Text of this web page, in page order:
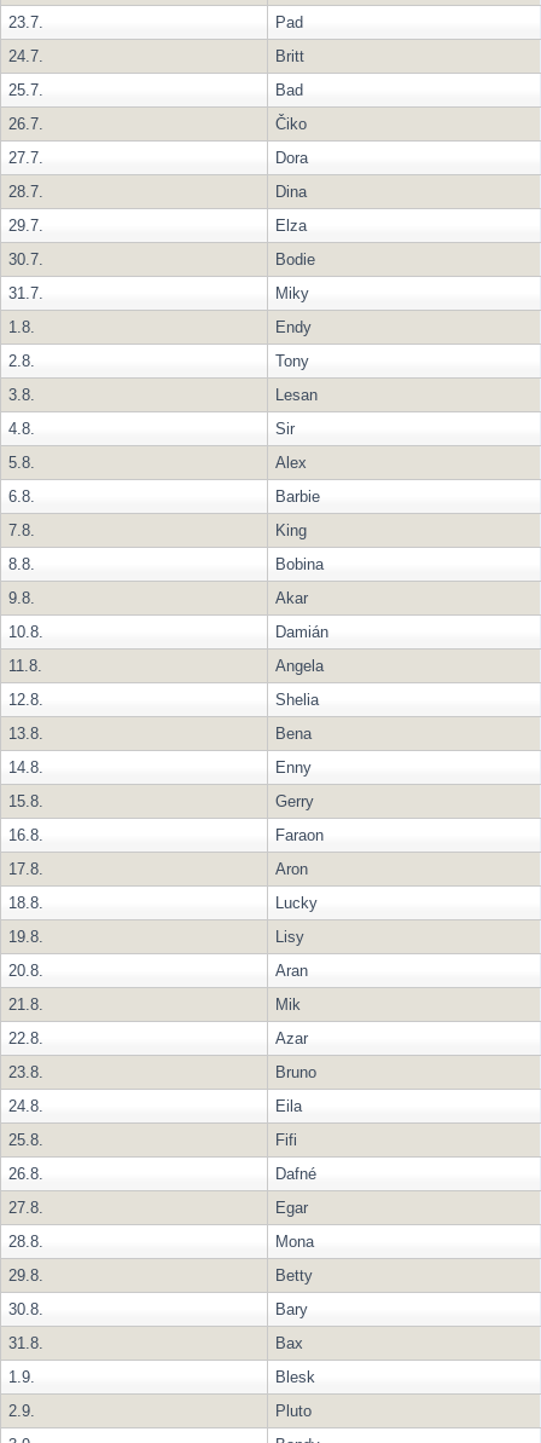
23.7.
Pad
24.7.
Britt
25.7.
Bad
26.7.
Čiko
27.7.
Dora
28.7.
Dina
29.7.
Elza
30.7.
Bodie
31.7.
Miky
1.8.
Endy
2.8.
Tony
3.8.
Lesan
4.8.
Sir
5.8.
Alex
6.8.
Barbie
7.8.
King
8.8.
Bobina
9.8.
Akar
10.8.
Damián
11.8.
Angela
12.8.
Shelia
13.8.
Bena
14.8.
Enny
15.8.
Gerry
16.8.
Faraon
17.8.
Aron
18.8.
Lucky
19.8.
Lisy
20.8.
Aran
21.8.
Mik
22.8.
Azar
23.8.
Bruno
24.8.
Eila
25.8.
Fifi
26.8.
Dafné
27.8.
Egar
28.8.
Mona
29.8.
Betty
30.8.
Bary
31.8.
Bax
1.9.
Blesk
2.9.
Pluto